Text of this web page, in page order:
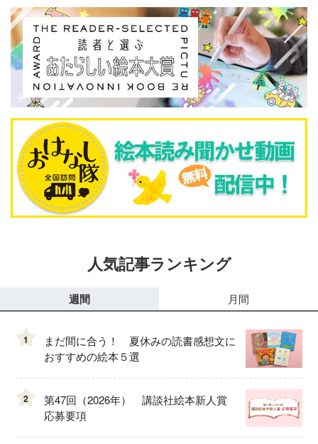
人気記事ランキング
週間 月間
1
まだ間に合う！ 夏休みの読書感想文に
おすすめの絵本５選
2
第47回（2026年） 講談社絵本新人賞
応募要項